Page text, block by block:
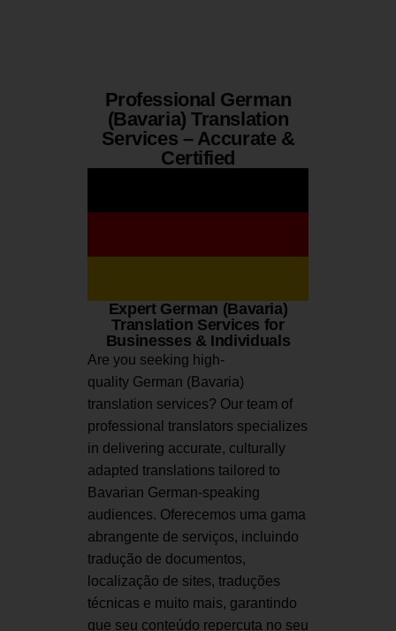
Professional German
(Bavaria) Translation
Services – Accurate &
Certified
Expert German (Bavaria)
Translation Services for
Businesses & Individuals
Are you seeking high-
quality German (Bavaria)
translation services? Our team of
professional translators specializes
in delivering accurate, culturally
adapted translations tailored to
Bavarian German-speaking
audiences. Oferecemos uma gama
abrangente de serviços, incluindo
tradução de documentos,
localização de sites, traduções
técnicas e muito mais, garantindo
que seu conteúdo repercuta no seu